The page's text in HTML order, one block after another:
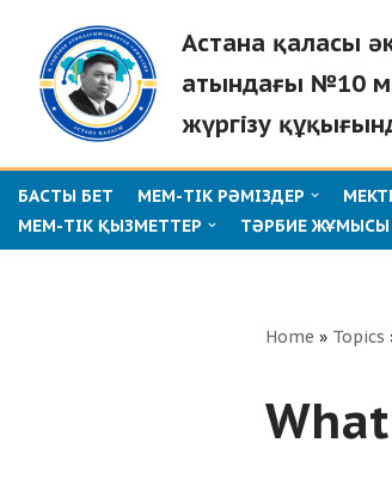
Skip
content
Астана қаласы
атындағы №10
жүргізу
БАСТЫ БЕТ МЕМ-ТІК РӘМІЗДЕР
МЕМ-ТІК ҚЫЗМЕТТЕР
ТӘРБИЕ ЖҰМЫСЫ
Home » Topics